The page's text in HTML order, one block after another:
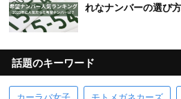
れなナンバーの選び
話題のキーワード